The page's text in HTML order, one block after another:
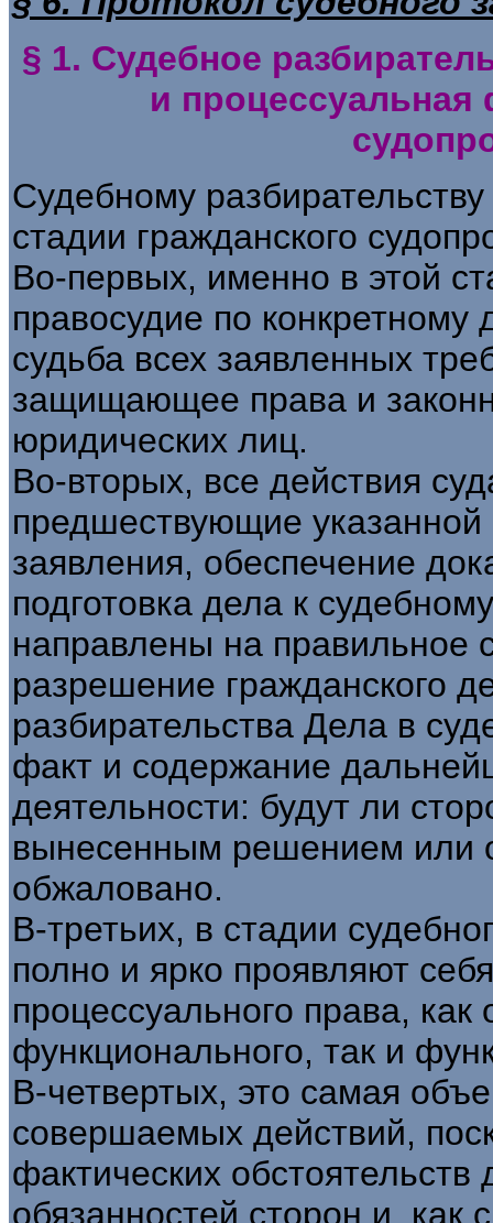
§ 1. Судебное
и процессуальная
Судебному
стадии гражданского
Во-первых, именно в этой
правосудие по конкретному
судьба всех заявленных
защищающее права и
юридических лиц.
Во-вторых, все действия
предшествующие указанной
заявления, обеспечение
подготовка дела к
направлены на правильное
разрешение гражданского
разбирательства Дела в
факт и содержание
деятельности: будут ли
вынесенным решением или
обжаловано.
В-третьих, в стадии
полно и ярко проявляют
процессуального права, как
функционального, так и
В-четвертых, это самая
совершаемых действий,
фактических
обязанностей сторон и,